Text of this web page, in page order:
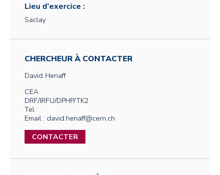
Lieu d'exercice :
Saclay
CHERCHEUR À CONTACTER
David Henaff
CEA
DRF/IRFU/DPHP/TK2
Tel :
Email : david.henaff@cern.ch
CONTACTER